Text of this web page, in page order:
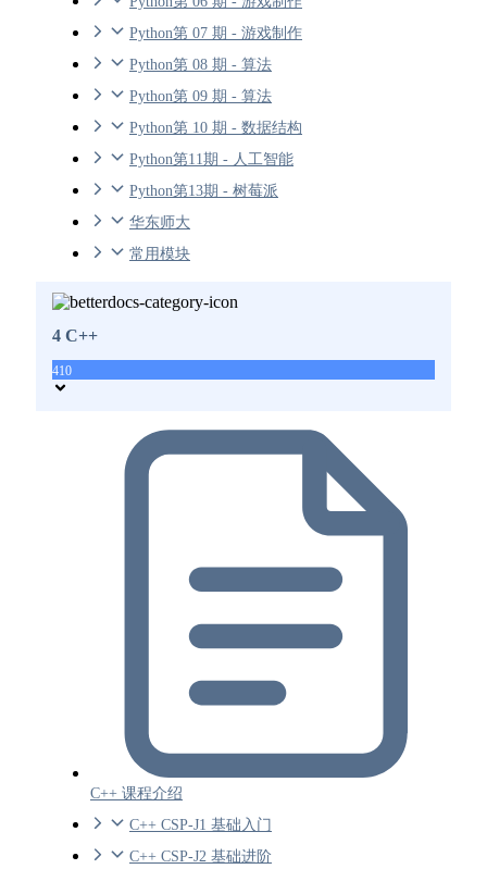
Python第 07 期 - 游戏制作
Python第 08 期 - 算法
Python第 09 期 - 算法
Python第 10 期 - 数据结构
Python第11期 - 人工智能
Python第13期 - 树莓派
华东师大
常用模块
4 C++
410
C++ 课程介绍
C++ CSP-J1 基础入门
C++ CSP-J2 基础进阶